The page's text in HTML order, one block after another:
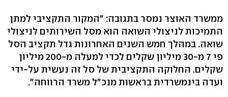
ממשרד האוצר נמסר בתגובה: "המקור התקציבי למתן
התמיכות לניצולי השואה הוא מסל השירותים לניצולי
שואה. במהלך חמש השנים האחרונות גדל תקציב הסל
פי 7 מ-30 מיליון שקלים לכדי למעלה מ-200 מיליון
שקלים. החלוקה התקציבית של סל זה נעשית על-ידי
ועדה בינמשרדית בראשות מנכ"ל משרד הרווחה".